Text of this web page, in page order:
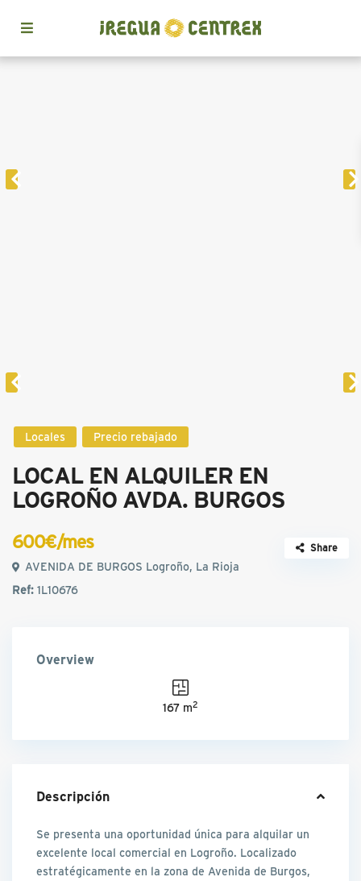
Locales Precio rebajado
LOCAL EN ALQUILER EN
LOGROÑO AVDA. BURGOS
600€/mes
AVENIDA DE BURGOS Logroño, La Rioja
Ref:1L10676
Share
Overview
167 m2
Descripción
Se presenta una oportunidad única para alquilar un
excelente local comercial en Logroño. Localizado
estratégicamente en la zona de Avenida de Burgos,